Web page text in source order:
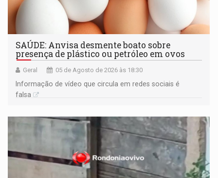
SAÚDE: Anvisa desmente boato sobre
presença de plástico ou petróleo em ovos
Geral 05 de Agosto de 2026 às 18:30
Informação de vídeo que circula em redes sociais é
falsa